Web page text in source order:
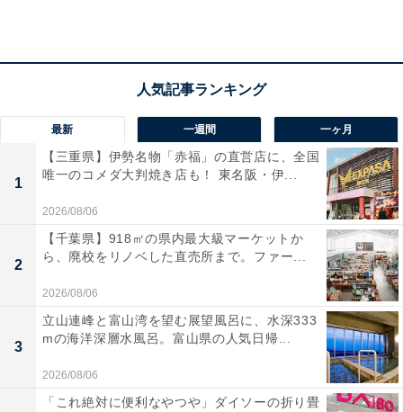
「沼津温泉 駿河の湯 坂口屋」の口コミは？
「沼津温泉 駿河の湯 坂口屋」には以下のような口コミが
寄せられています。
最新 一週間 一ヶ月
1
【三重県】伊勢名物「赤福」の直営店に、全国
唯一のコメダ大判焼き店も！ 東名阪・伊...
2026/08/06
2
【千葉県】918㎡の県内最大級マーケットか
ら、廃校をリノベした直売所まで。ファー...
2026/08/06
3
立山連峰と富山湾を望む展望風呂に、水深333
mの海洋深層水風呂。富山県の人気日帰...
2026/08/06
「これ絶対に便利なやつや」ダイソーの折り畳